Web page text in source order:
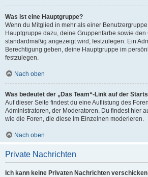
Was ist eine Hauptgruppe?
Wenn du Mitglied in mehr als einer
Hauptgruppe dazu, deine Gruppenfarbe sowie
standardmäßig angezeigt wird, festzulegen. Ein
Berechtigung geben, deine Hauptgruppe im
festzulegen.
Nach oben
Was bedeutet der „Das Team“-Link auf der
Auf dieser Seite findest du eine Auflistung des
Administratoren, der Moderatoren. Du findest hier
wie die Foren, die diese im Einzelnen moderieren.
Nach oben
Private Nachrichten
Ich kann keine Privaten Nachrichten